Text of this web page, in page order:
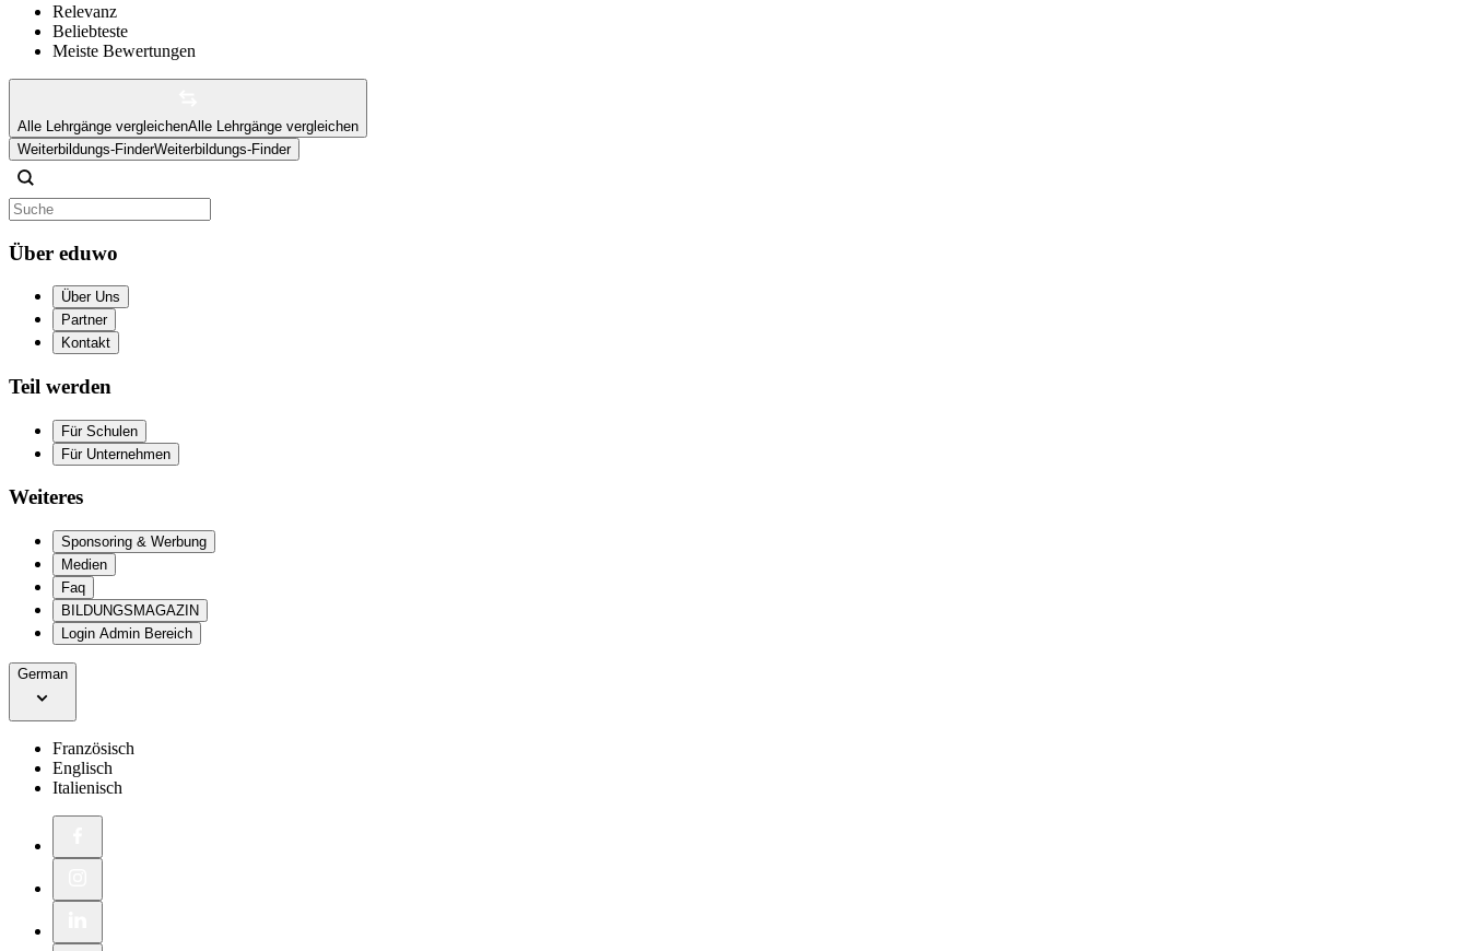
Relevanz
Beliebteste
Meiste Bewertungen
Alle Lehrgänge vergleichenAlle Lehrgänge vergleichen
Weiterbildungs-FinderWeiterbildungs-Finder
Über eduwo
Über Uns
Partner
Kontakt
Teil werden
Für Schulen
Für Unternehmen
Weiteres
Sponsoring & Werbung
Medien
Faq
BILDUNGSMAGAZIN
Login Admin Bereich
German
Französisch
Englisch
Italienisch